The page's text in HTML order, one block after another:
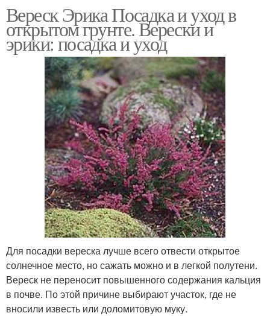
Вереск Эрика Посадка и уход в
открытом грунте. Верески и
эрики: посадка и уход
Для посадки вереска лучше всего отвести открытое
солнечное место, но сажать можно и в легкой полутени.
Вереск не переносит повышенного содержания кальция
в почве. По этой причине выбирают участок, где не
вносили известь или доломитовую муку.